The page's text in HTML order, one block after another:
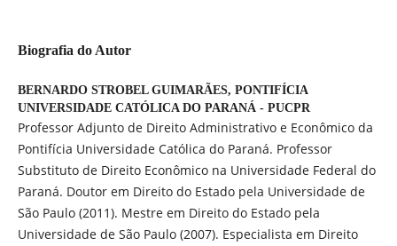
Biografia do Autor
BERNARDO STROBEL GUIMARÃES, PONTIFÍCIA
UNIVERSIDADE CATÓLICA DO PARANÁ - PUCPR
Professor Adjunto de Direito Administrativo e Econômico da
Pontifícia Universidade Católica do Paraná. Professor
Substituto de Direito Econômico na Universidade Federal do
Paraná. Doutor em Direito do Estado pela Universidade de
São Paulo (2011). Mestre em Direito do Estado pela
Universidade de São Paulo (2007). Especialista em Direito